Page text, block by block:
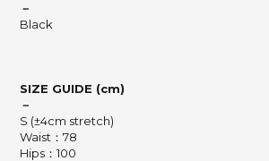
－
Black
SIZE GUIDE (cm)
－
S (±4cm stretch)
Waist：78
Hips：100